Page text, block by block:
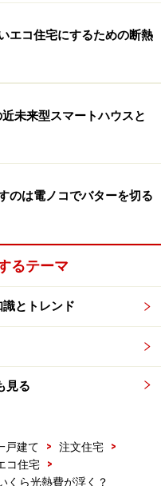
正式発表されていません
見込まれており、勿論
りますが、実現すれば
金が期待できます。
発電した電気を溜めて
低い方の金額）の補助
は、国が普及に力を入
えるでしょう。
後は年20万の家計
も浮くと助かる？
れば導入費は100～150
エコ住宅にするための断熱
近未来型スマートハウスと
のは電ノコでバターを切る
るテーマ
とトレンド
見る
戸建て > 注文住宅
>
コ住宅
>
くら光熱費が浮く？